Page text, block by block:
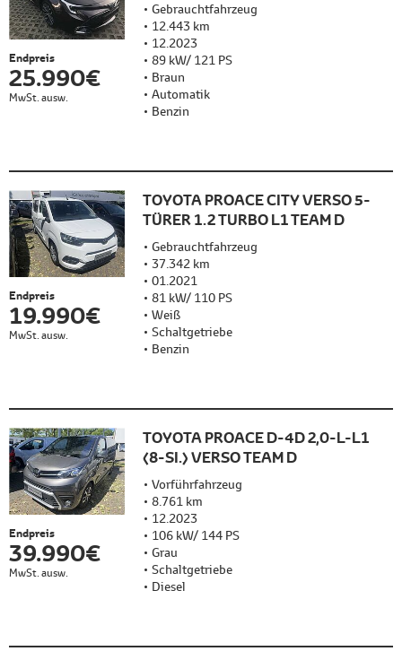
Endpreis
25.990 €
MwSt. ausw.
Gebrauchtfahrzeug
12.443 km
12.2023
89 kW/ 121 PS
Braun
Automatik
Benzin
Endpreis
19.990 €
MwSt. ausw.
TOYOTA PROACE CITY VERSO 5-
TÜRER 1.2 TURBO L1 TEAM D
Gebrauchtfahrzeug
37.342 km
01.2021
81 kW/ 110 PS
Weiß
Schaltgetriebe
Benzin
Endpreis
39.990 €
MwSt. ausw.
TOYOTA PROACE D-4D 2,0-L-L1
(8-SI.) VERSO TEAM D
Vorführfahrzeug
8.761 km
12.2023
106 kW/ 144 PS
Grau
Schaltgetriebe
Diesel